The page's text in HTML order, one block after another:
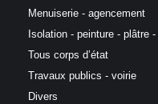
Menuiserie - agencement
Isolation - peinture - plâtre
Tous corps d’état
Travaux publics - voirie
Divers